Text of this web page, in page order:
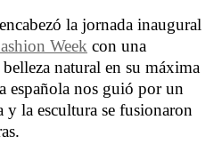
la jornada inaugural
Week con una
natural en su máxima
española nos guió por un
y la escultura se fusionaron